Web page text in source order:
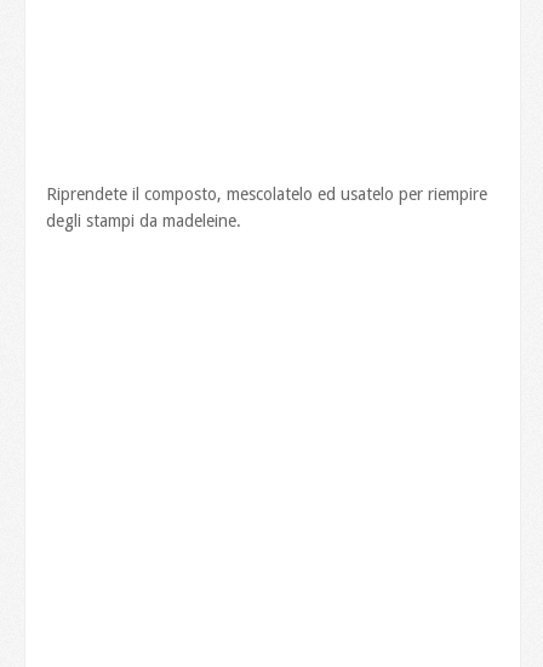
Riprendete il composto, mescolatelo ed usatelo per riempire
degli stampi da madeleine.